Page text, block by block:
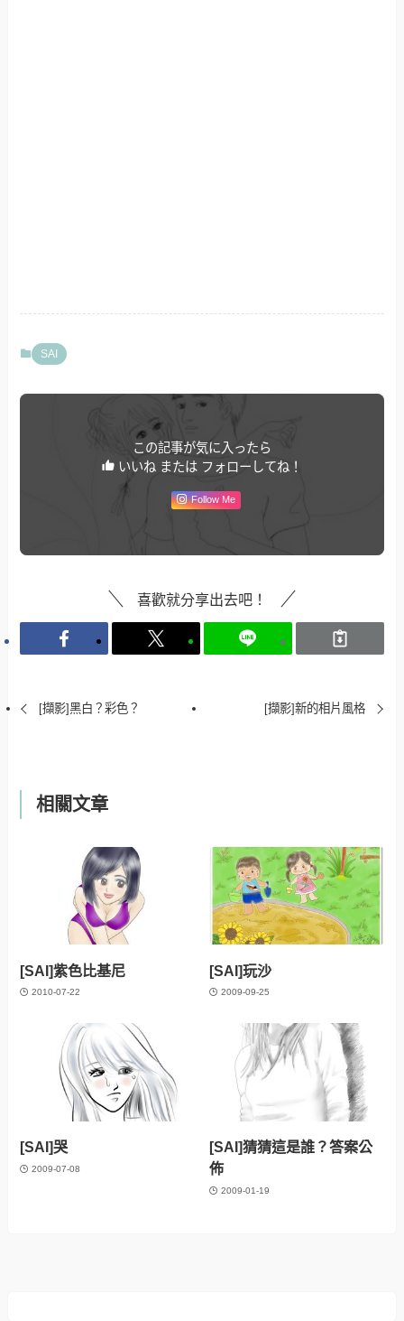
SAI
この記事が気に入ったら
いいね または フォローしてね！
Follow Me
喜歡就分享出去吧！
[擷影]黑白？彩色？ [擷影]新的相片風格
相關文章
[SAI]紫色比基尼
2010-07-22
[SAI]玩沙
2009-09-25
[SAI]哭
2009-07-08
[SAI]猜猜這是誰？答案公
佈
2009-01-19